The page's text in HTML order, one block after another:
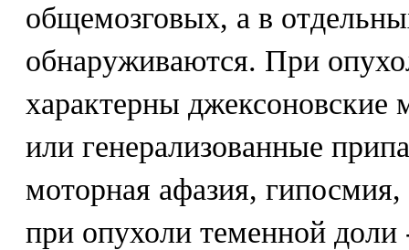
общемозговых, а в
обнаруживаются. При
характерны джексоновские
или генерализованные
моторная афазия,
при опухоли теменной доли